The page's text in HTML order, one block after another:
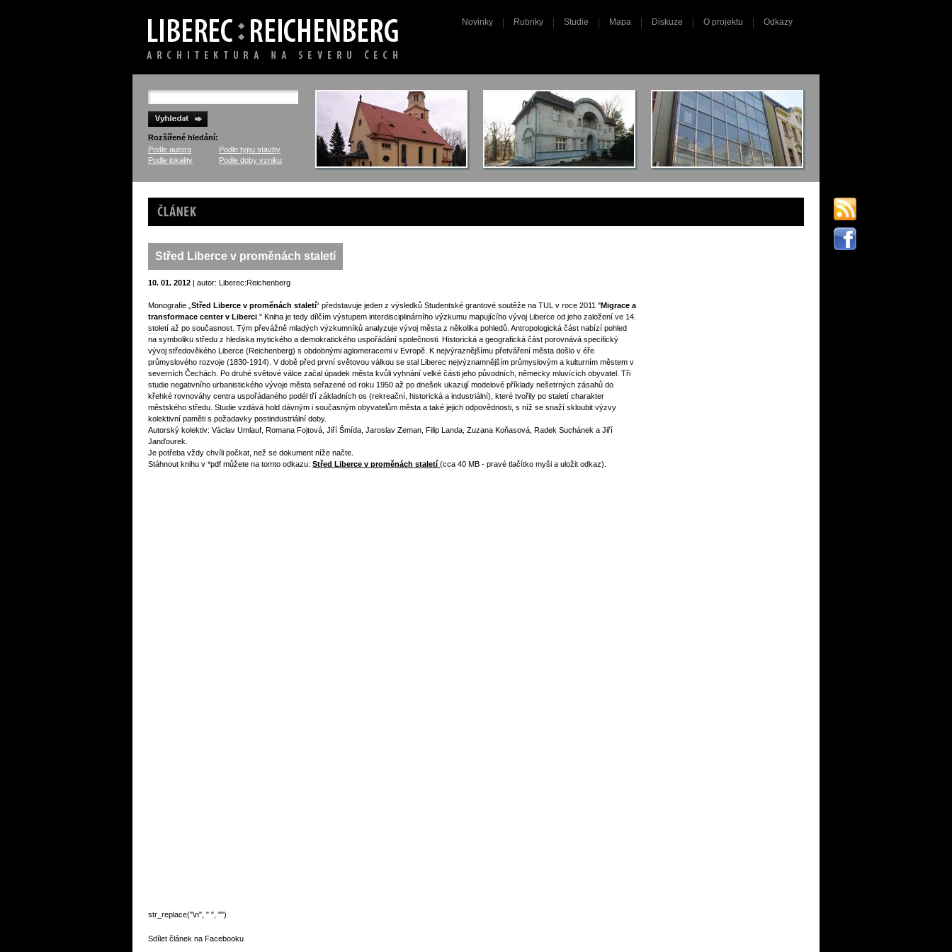
Novinky Rubriky Studie Mapa Diskuze O projektu Odkazy
Rozšířené hledání:
Podle autora
Podle typu stavby
Podle lokality
Podle doby vzniku
Článek
Střed Liberce v proměnách staletí
10. 01. 2012 | autor: Liberec:Reichenberg
Monografie „ Střed Liberce v proměnách staletí“ představuje jeden z výsledků Studentské grantové soutěže na TUL v roce 2011 "Migrace a
transformace center v Liberci ." Kniha je tedy dílčím výstupem interdisciplinárního výzkumu mapujícího vývoj Liberce od jeho založení ve 14.
století až po současnost. Tým převážně mladých výzkumníků analyzuje vývoj města z několika pohledů. Antropologická část nabízí pohled
na symboliku středu z hlediska mytického a demokratického uspořádání společnosti. Historická a geografická část porovnává specifický
vývoj středověkého Liberce (Reichenberg) s obdobnými aglomeracemi v Evropě. K nejvýraznějšímu přetváření města došlo v éře
průmyslového rozvoje (1830-1914). V době před první světovou válkou se stal Liberec nejvýznamnějším průmyslovým a kulturním městem v
severních Čechách. Po druhé světové válce začal úpadek města kvůli vyhnání velké části jeho původních, německy mluvících obyvatel. Tři
studie negativního urbanistického vývoje města seřazené od roku 1950 až po dnešek ukazují modelové příklady nešetrných zásahů do
křehké rovnováhy centra uspořádaného podél tří základních os (rekreační, historická a industriální), které tvořily po staletí charakter
městského středu. Studie vzdává hold dávným i současným obyvatelům města a také jejich odpovědnosti, s níž se snaží skloubit výzvy
kolektivní paměti s požadavky postindustriální doby.
Autorský kolektiv: Václav Umlauf, Romana Fojtová, Jiří Šmída, Jaroslav Zeman, Filip Landa, Zuzana Koňasová, Radek Suchánek a Jiří
Janďourek.
Je potřeba vždy chvíli počkat, než se dokument níže načte.
Stáhnout knihu v *pdf můžete na tomto odkazu: Střed Liberce v proměnách staletí (cca 40 MB - pravé tlačítko myši a uložit odkaz).
str_replace("\n", " ", "")
Sdílet článek na Facebooku